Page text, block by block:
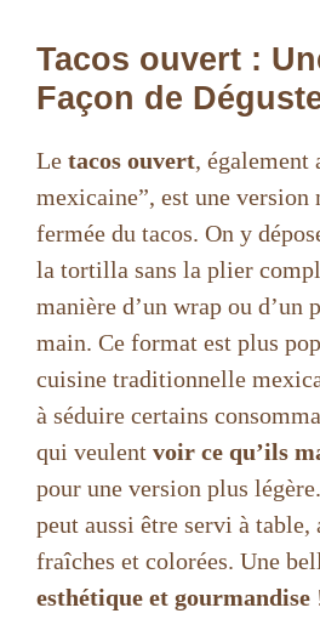
Tacos ouvert :
Façon de
Le tacos ouvert, également
mexicaine”, est une version
fermée du tacos. On y
la tortilla sans la plier
manière d’un wrap ou d’un
main. Ce format est plus
cuisine traditionnelle
à séduire certains
qui veulent voir ce qu’ils
pour une version plus
peut aussi être servi à table,
fraîches et colorées. Une
esthétique et gourmandise